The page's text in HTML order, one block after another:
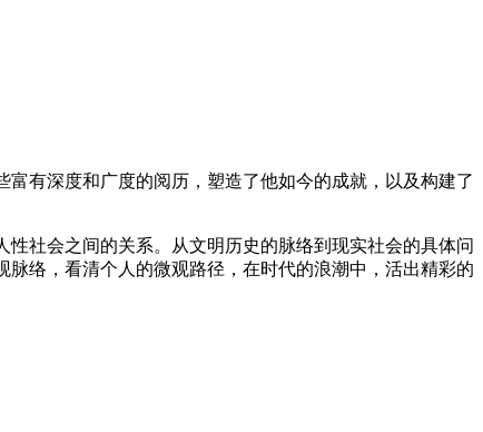
有深度和广度的阅历，塑造了他如今的成就，以及构建了
社会之间的关系。从文明历史的脉络到现实社会的具体问
络，看清个人的微观路径，在时代的浪潮中，活出精彩的